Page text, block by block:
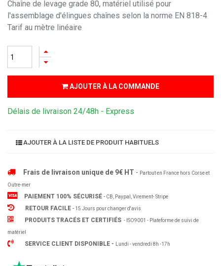
Chaîne de levage grade 80, matériel utilisé pour
l'assemblage d'élingues chaînes selon la norme EN 818-4
Tarif au mètre linéaire
AJOUTER À LA COMMANDE
Délais de livraison 24/48h - Express
AJOUTER À LA LISTE DE PRODUIT HABITUELS
Frais de livraison unique de 9€ HT - Partout en France hors Corse et
Outre-mer
PAIEMENT 100% SÉCURISÉ - CB, Paypal, Virement- Stripe
RETOUR FACILE - 15 Jours pour changer d'avis
PRODUITS TRACÉS ET CERTIFIÉS - ISO9001 - Plateforme de suivi de
matériel
SERVICE CLIENT DISPONIBLE - Lundi - vendredi 8h -17h